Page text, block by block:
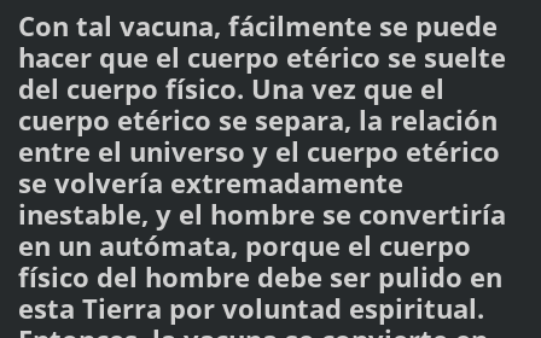
Con tal vacuna, fácilmente se puede
hacer que el cuerpo etérico se suelte
del cuerpo físico. Una vez que el
cuerpo etérico se separa, la relación
entre el universo y el cuerpo etérico
se volvería extremadamente
inestable, y el hombre se convertiría
en un autómata, porque el cuerpo
físico del hombre debe ser pulido en
esta Tierra por voluntad espiritual.